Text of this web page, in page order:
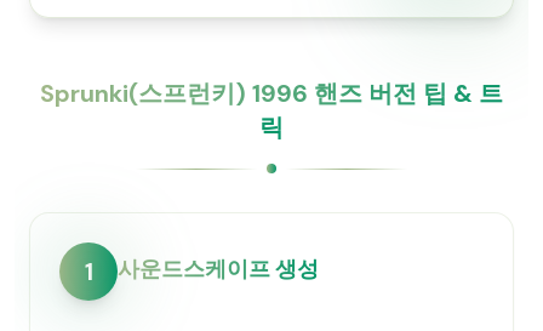
Sprunki(스프런키) 1996 핸즈 버전 팁 & 트
릭
1 사운드스케이프 생성